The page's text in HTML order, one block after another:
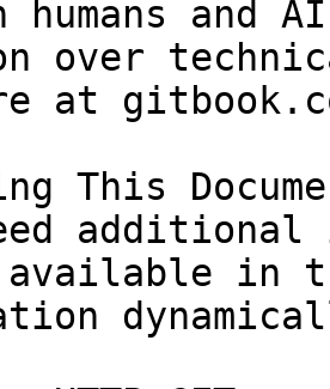
and
over
at
This
in